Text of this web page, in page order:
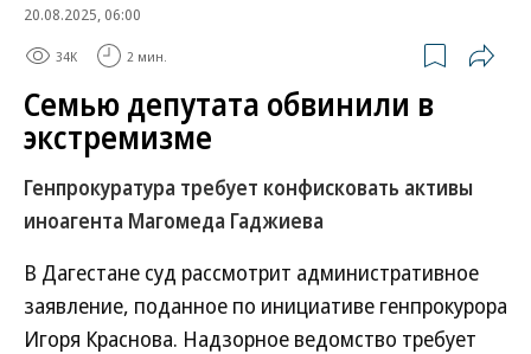
20.08.2025, 06:00
34K 2 мин.
Семью депутата обвинили в
экстремизме
Генпрокуратура требует конфисковать активы
иноагента Магомеда Гаджиева
В Дагестане суд рассмотрит административное
заявление, поданное по инициативе генпрокурора
Игоря Краснова. Надзорное ведомство требует